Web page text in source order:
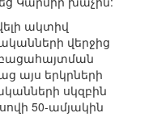
ակտիվ
վերջից
բացահայտման
այս երկրների
սկզբին
50-ամյակին